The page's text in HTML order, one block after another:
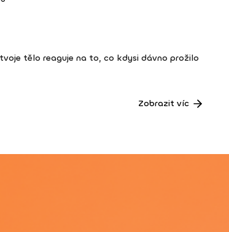
tělo reaguje na to, co kdysi dávno prožilo
Zobrazit víc